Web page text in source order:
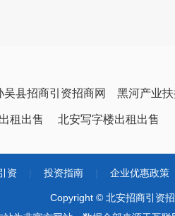
吴县招商引资招商网 黑河产业
租出售 北安写字楼出租出售
资 投资指南 企业优惠政策
Copyright © 北安招商引资